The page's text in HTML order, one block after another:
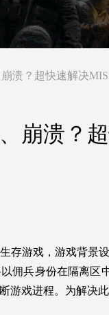
溃？超快速解决
崩溃？
存游戏，游戏背景
佣兵身份在隔离
游戏进程。为解决